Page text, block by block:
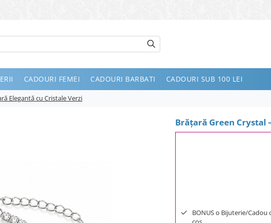
CADOURI FEMEI CADOURI BARBATI CADOURI SUB 100 LEI
Elegantă cu Cristale Verzi
Brățară Green Crystal
BONUS o Bijuterie/Cadou